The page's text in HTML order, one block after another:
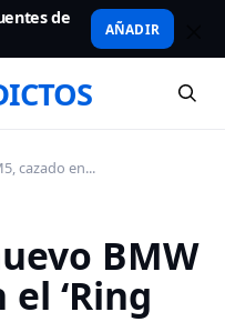
de
AÑADIR
cazado en...
BMW
‘Ring